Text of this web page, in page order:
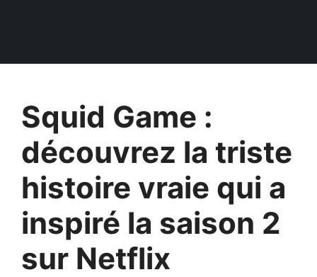
Squid Game :
découvrez la triste
histoire vraie qui a
inspiré la saison 2
sur Netflix